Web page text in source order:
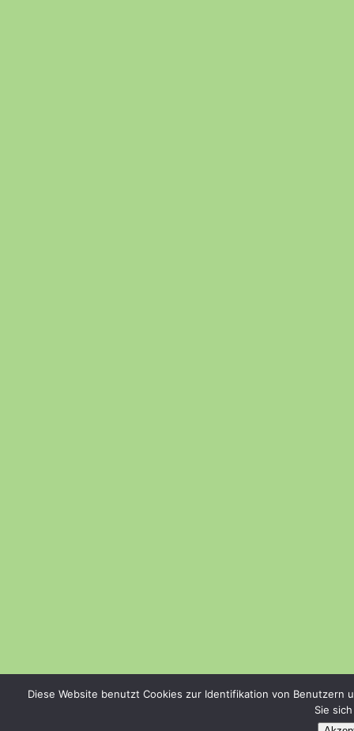
Diese Website benutzt Cookies zur Identifikation von
Sie